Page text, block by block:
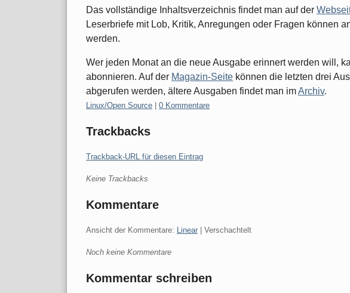
Das vollständige Inhaltsverzeichnis findet man auf der
Leserbriefe mit Lob, Kritik, Anregungen oder Fragen können
werden.
Wer jeden Monat an die neue Ausgabe erinnert werden will,
abonnieren. Auf der Magazin-Seite können die letzten drei
abgerufen werden, ältere Ausgaben findet man imArchiv.
Kategorien:
Linux/Open Source | 0 Kommentare
Trackbacks
Trackback-URL für diesen Eintrag
Keine Trackbacks
Kommentare
Ansicht der Kommentare: Linear | Verschachtelt
Noch keine Kommentare
Kommentar schreiben